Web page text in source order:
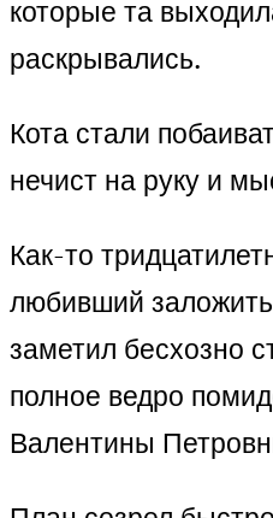
которые та
раскрывались.
Кота стали
нечист на руку и
Как-то
любивший
заметил бесхозно
полное ведро
Валентины